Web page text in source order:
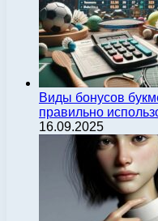
Виды бонусов
правильно
16.09.2025